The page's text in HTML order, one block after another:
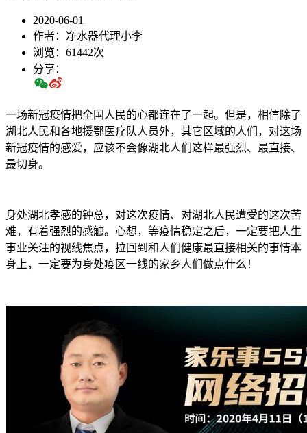
2020-06-01
作者：净水器代理小李
浏览：61442次
分享：
一场新冠疫情把全国人民的心都连在了一起。但是，相信除了
湖北人民和各地援鄂医疗队人员外，其它区域的人们，对这场
新冠疫情的感爱，应该不会像湖北人们这样最强烈、最直接、
最切身。
身处湖北孝感的钟总，对这次疫情、对湖北人民遭受的这次苦
难，有着强烈的感触。心想，等疫情稳定之后，一定要把人生
事业关注的视线焦点，拉回到和人们健康最直接相关的事情本
身上，一定要为身处疫区一线的家乡人们做点什么！